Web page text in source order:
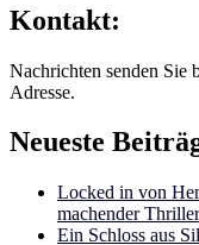
Kontakt:
Nachrichten senden Sie
Adresse.
Neueste
Locked in von
machender Thriller
Ein Schloss aus